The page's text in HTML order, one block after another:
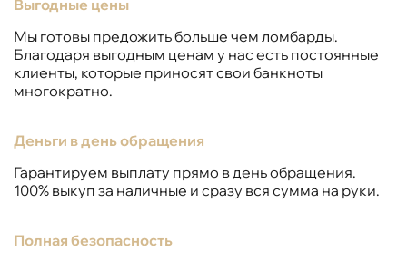
Выгодные цены
Мы готовы предожить больше чем ломбарды.
Благодаря выгодным ценам у нас есть постоянные
клиенты, которые приносят свои банкноты
многократно.
Деньги в день обращения
Гарантируем выплату прямо в день обращения.
100% выкуп за наличные и сразу вся сумма на руки.
Полная безопасность